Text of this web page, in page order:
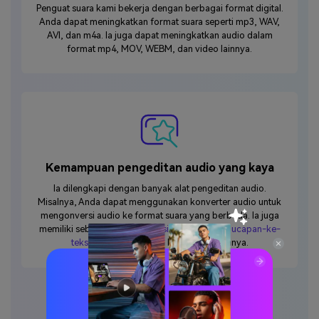
Penguat suara kami bekerja dengan berbagai format digital.
Anda dapat meningkatkan format suara seperti mp3, WAV,
AVI, dan m4a. Ia juga dapat meningkatkan audio dalam
format mp4, MOV, WEBM, dan video lainnya.
Kemampuan pengeditan audio yang kaya
Ia dilengkapi dengan banyak alat pengeditan audio.
Misalnya, Anda dapat menggunakan konverter audio untuk
mengonversi audio ke format suara yang berbeda. Ia juga
memiliki sebuahGenerator musik ai, Konverter ucapan-ke-
teks,Kloner suara, dan banyak alat lainnya.